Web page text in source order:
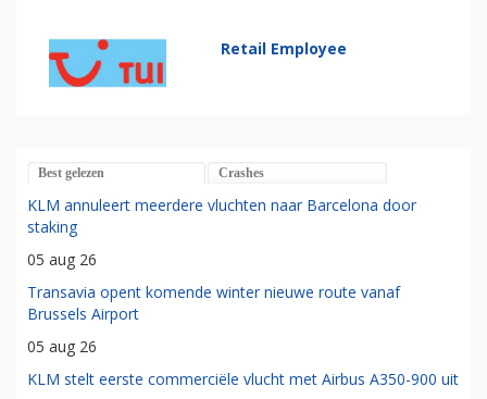
Retail Employee
Best gelezen Crashes
KLM annuleert meerdere vluchten naar Barcelona door
staking
05 aug 26
Transavia opent komende winter nieuwe route vanaf
Brussels Airport
05 aug 26
KLM stelt eerste commerciële vlucht met Airbus A350-900 uit